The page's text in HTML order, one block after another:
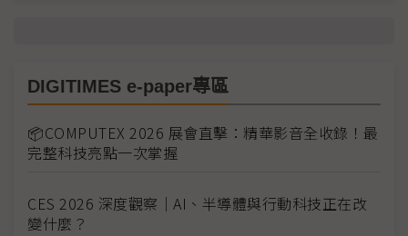
DIGITIMES e-paper專區
📦COMPUTEX 2026 展會直擊：精華影音全收錄！最
完整科技亮點一次掌握
CES 2026 深度觀察｜AI、半導體與行動科技正在改
變什麼？